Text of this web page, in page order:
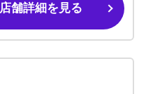
店舗詳細を見る